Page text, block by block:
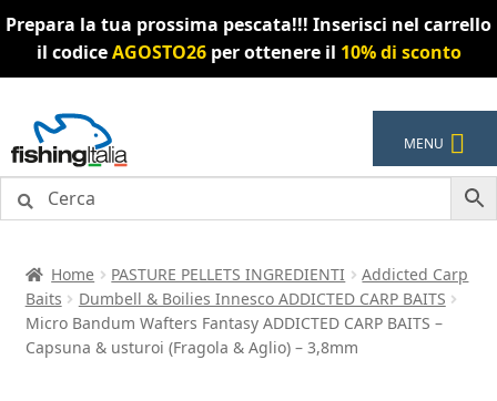
Prepara la tua prossima pescata!!! Inserisci nel carrello
il codiceAGOSTO26per ottenere il 10% di sconto
alla
navigazione
al
contenuto
MENU
Home PASTURE PELLETS INGREDIENTI
Addicted Carp
Baits
Dumbell & Boilies Innesco ADDICTED CARP BAITS
Micro Bandum Wafters Fantasy ADDICTED CARP BAITS –
Capsuna & usturoi (Fragola & Aglio) – 3,8mm